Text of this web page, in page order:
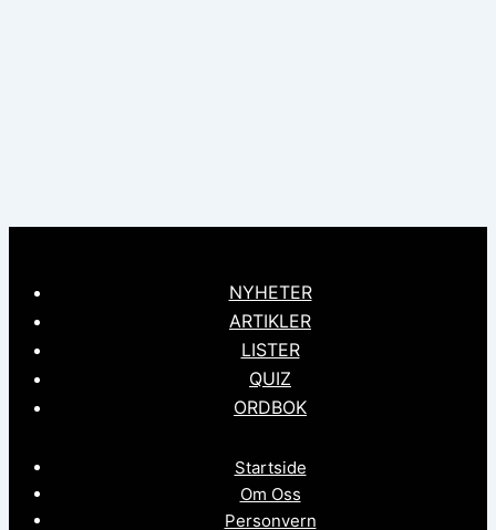
NYHETER
ARTIKLER
LISTER
QUIZ
ORDBOK
Startside
Om Oss
Personvern